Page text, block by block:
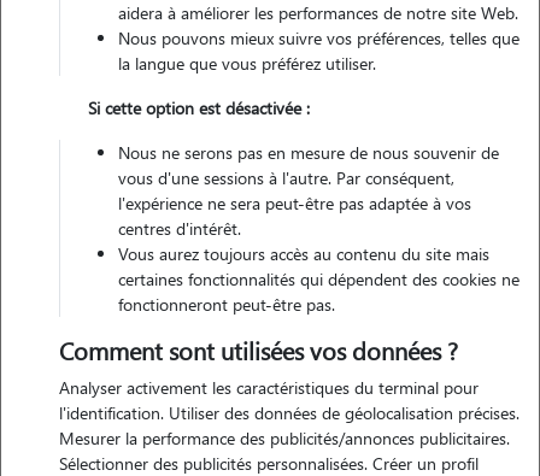
Garde d'animaux Pension Chat Alpes-de-Haute-Provence (04)
Trouvez votre pension pour
chat dans les Alpes-de-Haute-
Provence (04)
Testez Animaute pour la garde de votre
chat
Grâce à son vaste réseau de cat sitters, Animaute vous permet
de trouver rapidement et facilement un gardien pour votre
matou. Une solution sans box, en famille d'accueil !
aidera à améliorer les performances de notre site Web.
Nous pouvons mieux suivre vos préférences, telles que
la langue que vous préférez utiliser.
Si cette option est désactivée :
Nous ne serons pas en mesure de nous souvenir de
vous d'une sessions à l'autre. Par conséquent,
l'expérience ne sera peut-être pas adaptée à vos
centres d'intérêt.
Vous aurez toujours accès au contenu du site mais
certaines fonctionnalités qui dépendent des cookies ne
fonctionneront peut-être pas.
Comment sont utilisées vos données ?
Analyser activement les caractéristiques du terminal pour
l'identification. Utiliser des données de géolocalisation précises.
Mesurer la performance des publicités/annonces publicitaires.
Sélectionner des publicités personnalisées. Créer un profil